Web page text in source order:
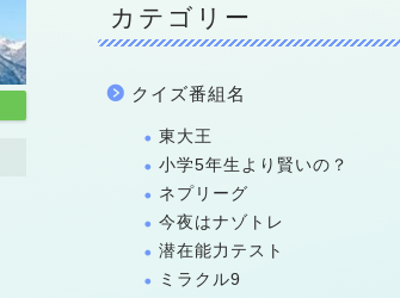
カテゴリー
クイズ番組名
東大王
小学5年生より賢いの？
ネプリーグ
今夜はナゾトレ
潜在能力テスト
ミラクル9